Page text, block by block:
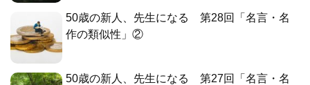
50歳の新人、先生になる 第28回「名言・名
作の類似性」②
50歳の新人、先生になる 第27回「名言・名